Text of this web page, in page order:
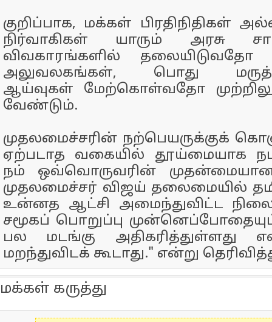
குறிப்பாக, மக்கள் பிரதிநிதிகள்
நிர்வாகிகள் யாரும் அரசு
விவகாரங்களில் தலையிடுவதோ
அலுவலகங்கள், பொது
ஆய்வுகள் மேற்கொள்வதோ
வேண்டும்.
முதலமைச்சரின் நற்பெயருக்குக்
ஏற்படாத வகையில் தூய்மையாக
நம் ஒவ்வொருவரின்
முதலமைச்சர் விஜய் தலைமையில்
உன்னத ஆட்சி அமைந்துவிட்ட
சமூகப் பொறுப்பு
பல மடங்கு அதிகரித்துள்ளது
மறந்துவிடக் கூடாது." என்று
மக்கள் கருத்து